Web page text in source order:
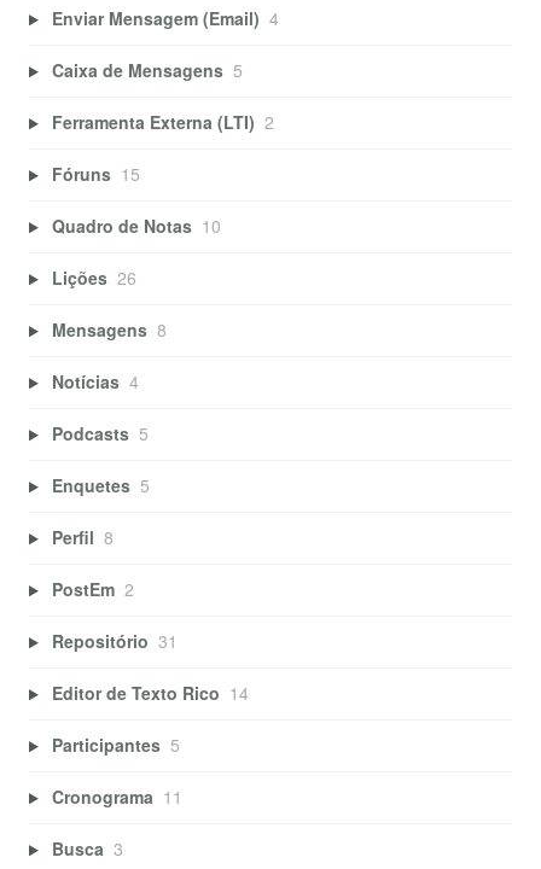
Enviar Mensagem (Email) 4
Caixa de Mensagens 5
Ferramenta Externa (LTI) 2
Fóruns 15
Quadro de Notas 10
Lições 26
Mensagens 8
Notícias 4
Podcasts 5
Enquetes 5
Perfil 8
PostEm 2
Repositório 31
Editor de Texto Rico 14
Participantes 5
Cronograma 11
Busca 3